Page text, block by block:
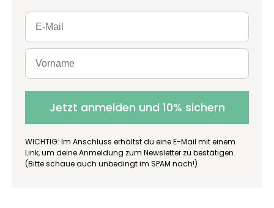
Jetzt anmelden und 10% sichern
WICHTIG: Im Anschluss erhältst du eine E-Mail mit einem
Link, um deine Anmeldung zum Newsletter zu bestätigen.
(Bitte schaue auch unbedingt im SPAM nach!)